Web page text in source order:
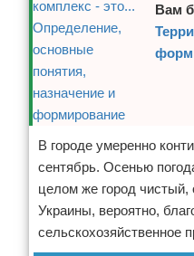
Вам
В городе умеренно
сентябрь. Осенью
целом же город чистый,
Украины, вероятно,
сельскохозяйственное